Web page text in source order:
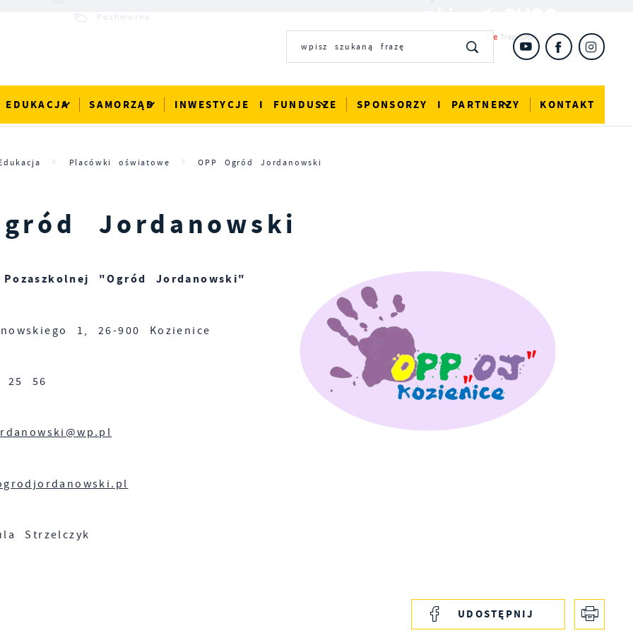
Pochmurno
EDUKACJA SAMORZĄD INWESTYCJE I FUNDUSZE SPONSORZY I PARTNERZY KONTAKT
Placówki oświatowe OPP Ogród Jordanowski
Jordanowski
"Ogród Jordanowski"
1, 26-900 Kozienice
25 56
Strzelczyk
UDOSTĘPNIJ